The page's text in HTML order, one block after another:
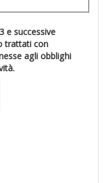
e successive
trattati con